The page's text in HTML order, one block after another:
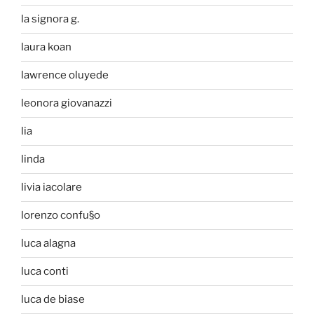
la signora g.
laura koan
lawrence oluyede
leonora giovanazzi
lia
linda
livia iacolare
lorenzo confu§o
luca alagna
luca conti
luca de biase